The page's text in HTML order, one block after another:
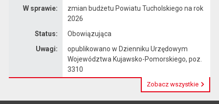
W sprawie:
zmian budżetu Powiatu Tucholskiego na rok
2026
Status:
Obowiązująca
Uwagi:
opublikowano w Dzienniku Urzędowym
Województwa Kujawsko-Pomorskiego, poz.
3310
Zobacz wszystkie